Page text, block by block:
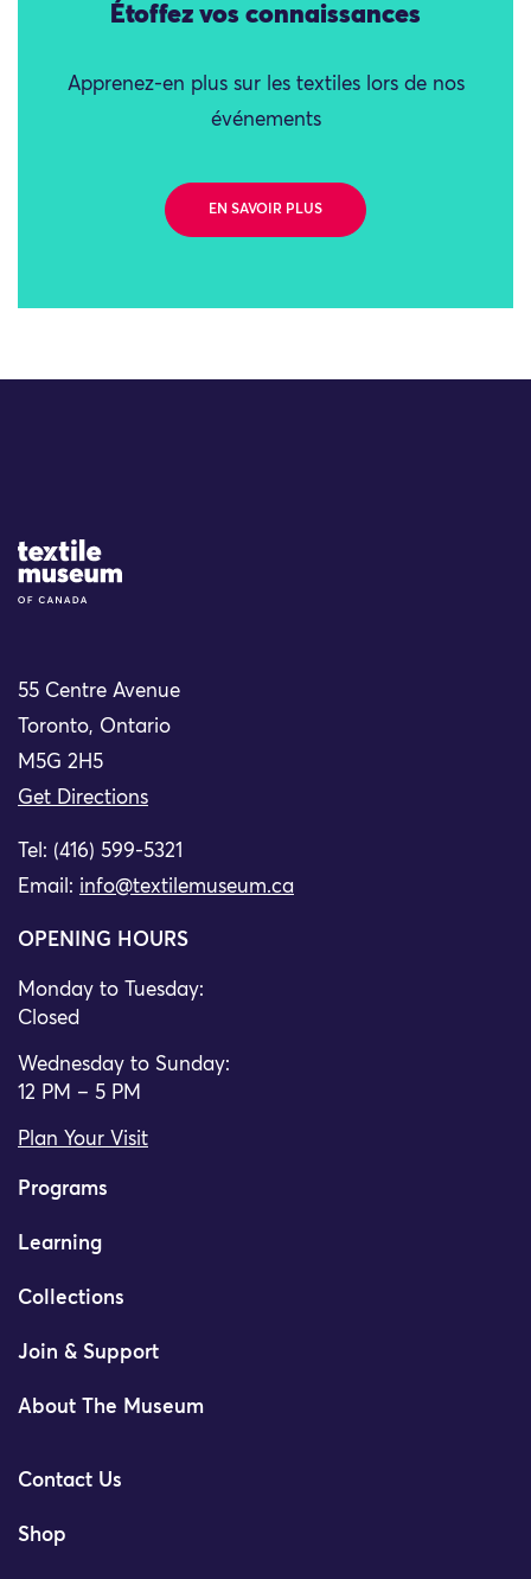
Étoffez vos connaissances
Apprenez-en plus sur les textiles lors de nos
événements
EN SAVOIR PLUS
Site Logo
55 Centre Avenue
Toronto, Ontario
M5G 2H5
Get Directions
Tel: (416) 599-5321
Email: info@textilemuseum.ca
OPENING HOURS
Monday to Tuesday:
Closed
Wednesday to Sunday:
12 PM – 5 PM
Plan Your Visit
Programs
Learning
Collections
Join & Support
About The Museum
Contact Us
Shop